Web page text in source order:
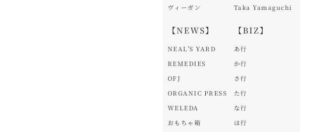
ヴィーガン
【NEWS】
NEAL'S YARD
REMEDIES
OFJ
ORGANIC PRESS
WELEDA
おもちゃ箱
Taka Yamaguchi
【BIZ】
あ行
か行
さ行
た行
な行
は行